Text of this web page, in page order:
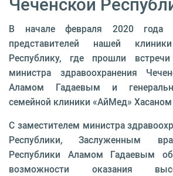
В начале февраля 2020 года
представителей нашей
Республику, где прошли
министра здравоохранения
Аламом Гадаевым и
семейной клиники «АйМед»
С заместителем министра
Республики, Заслуженным
Республики Аламом Гадаевым
возможности оказания